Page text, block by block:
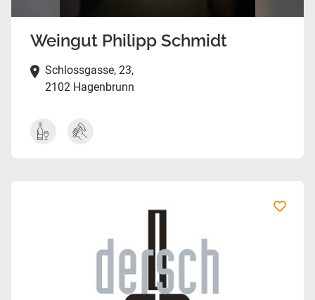
Weingut Philipp Schmidt
Schlossgasse, 23,
2102 Hagenbrunn